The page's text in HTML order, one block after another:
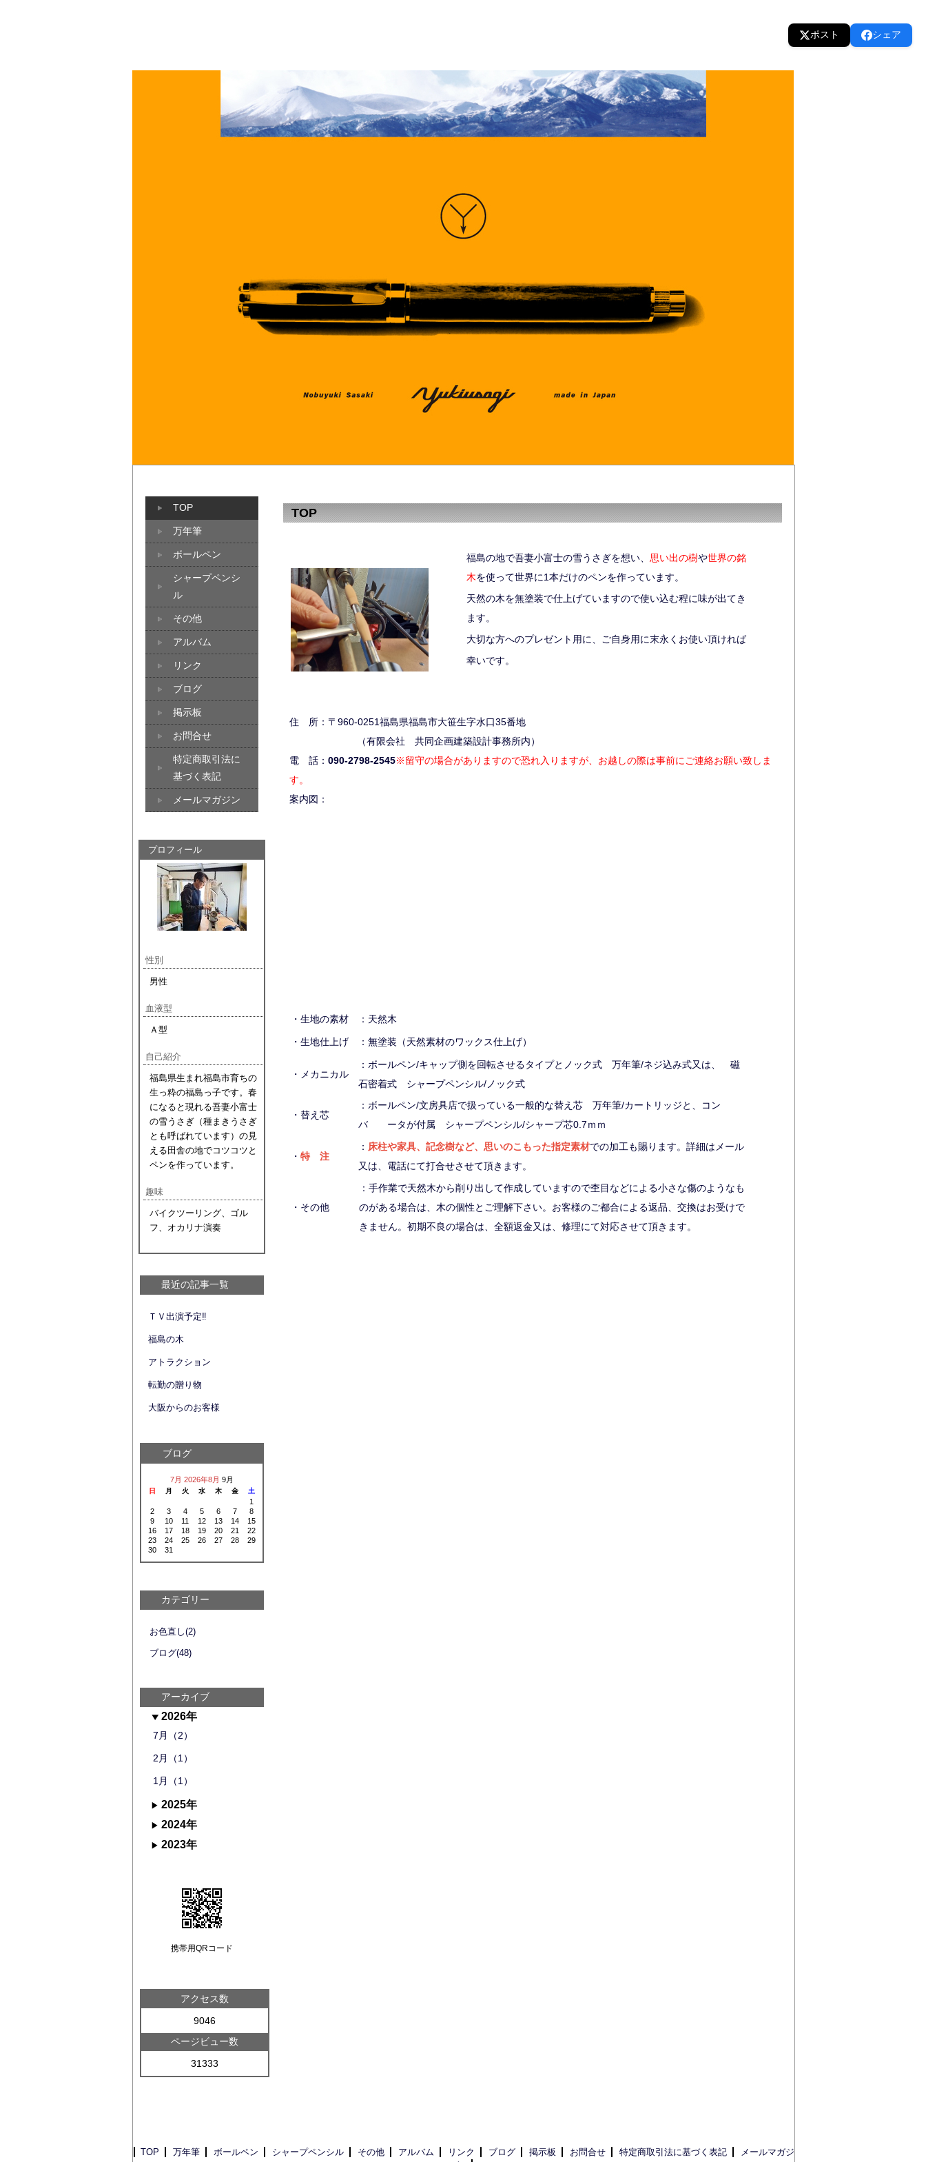
ポスト シェア
TOP
福島の地で吾妻小富士の雪うさぎを想い、 思い出の樹や世界の銘
木を使って世界に1本だけのペンを作っています。
天然の木を無塗装で仕上げていますので使い込む程に味が出てき
ます。
大切な方へのプレゼント用に、ご自身用に末永くお使い頂ければ
幸いです。
住 所：〒960-0251福島県福島市大笹生字水口35番地
（有限会社 共同企画建築設計事務所内）
電 話： 090-2798-2545※留守の場合がありますので恐れ入りますが、お越しの際は事前にご連絡お願い致しま
す。
案内図：
・生地の素材 ：天然木
・生地仕上げ ：無塗装（天然素材のワックス仕上げ）
・メカニカル
：ボールペン/キャップ側を回転させるタイプとノック式 万年筆/ネジ込み式又は、 磁
石密着式 シャープペンシル/ノック式
・替え芯
：ボールペン/文房具店で扱っている一般的な替え芯 万年筆/カートリッジと、コン
バ ータが付属 シャープペンシル/シャープ芯0.7ｍｍ
・ 特 注
： 床柱や家具、記念樹など、思いのこもった指定素材での加工も賜ります。詳細はメール
又は、電話にて打合せさせて頂きます。
・その他
：手作業で天然木から削り出して作成していますので杢目などによる小さな傷のようなも
のがある場合は、木の個性とご理解下さい。お客様のご都合による返品、交換はお受けで
きません。初期不良の場合は、全額返金又は、修理にて対応させて頂きます。
TOP
万年筆
ボールペン
シャープペンシ
ル
その他
アルバム
リンク
ブログ
掲示板
お問合せ
特定商取引法に
基づく表記
メールマガジン
プロフィール
性別
男性
血液型
Ａ型
自己紹介
福島県生まれ福島市育ちの
生っ粋の福島っ子です。春
になると現れる吾妻小富士
の雪うさぎ（種まきうさぎ
とも呼ばれています）の見
える田舎の地でコツコツと
ペンを作っています。
趣味
バイクツーリング、ゴル
フ、オカリナ演奏
最近の記事一覧
ＴＶ出演予定‼
福島の木
アトラクション
転勤の贈り物
大阪からのお客様
ブログ
7月 2026年8月 9月
日 月 火 水 木 金 土
1
2
3 4 5 6 7
8
9
10 11 12 13 14
15
16
17 18 19 20 21
22
23
24 25 26 27 28
29
30
31
カテゴリー
お色直し(2)
ブログ(48)
アーカイブ
2026年
7月（2）
2月（1）
1月（1）
2025年
2024年
2023年
携帯用QRコード
アクセス数
9046
ページビュー数
31333
TOP 万年筆 ボールペン シャープペンシル その他 アルバム リンク ブログ 掲示板 お問合せ 特定商取引法に基づく表記
メールマガジ